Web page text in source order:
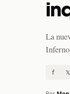
La
f 𝕏